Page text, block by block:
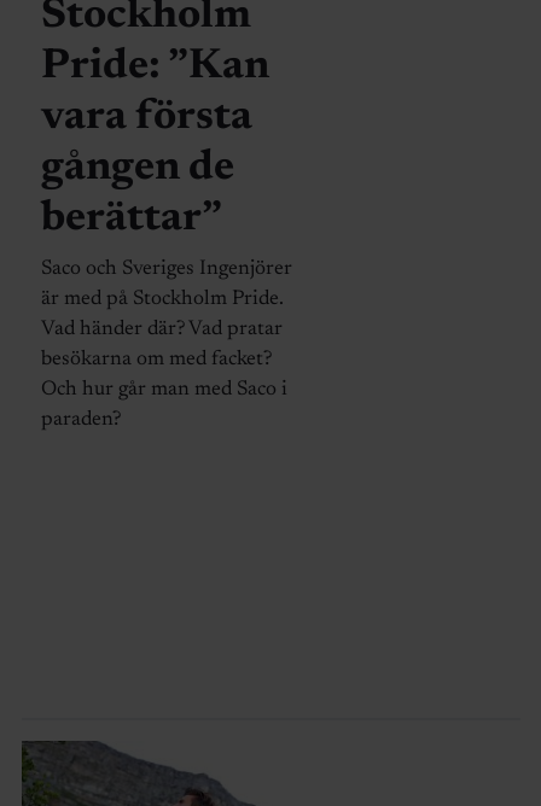
Stockholm
Pride: ”Kan
vara första
gången de
berättar”
Saco och Sveriges Ingenjörer
är med på Stockholm Pride.
Vad händer där? Vad pratar
besökarna om med facket?
Och hur går man med Saco i
paraden?